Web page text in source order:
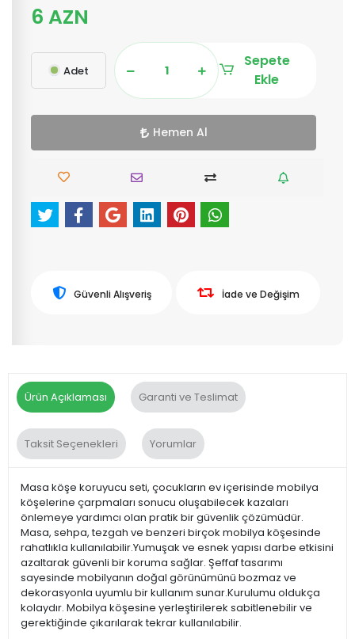
6 AZN
Adet
Sepete
Ekle
Hemen Al
Güvenli Alışveriş İade ve Değişim
Ürün Açıklaması Garanti ve Teslimat
Taksit Seçenekleri Yorumlar
Masa köşe koruyucu seti, çocukların ev içerisinde mobilya
köşelerine çarpmaları sonucu oluşabilecek kazaları
önlemeye yardımcı olan pratik bir güvenlik çözümüdür.
Masa, sehpa, tezgah ve benzeri birçok mobilya köşesinde
rahatlıkla kullanılabilir.Yumuşak ve esnek yapısı darbe etkisini
azaltarak güvenli bir koruma sağlar. Şeffaf tasarımı
sayesinde mobilyanın doğal görünümünü bozmaz ve
dekorasyonla uyumlu bir kullanım sunar.Kurulumu oldukça
kolaydır. Mobilya köşesine yerleştirilerek sabitlenebilir ve
gerektiğinde çıkarılarak tekrar kullanılabilir.